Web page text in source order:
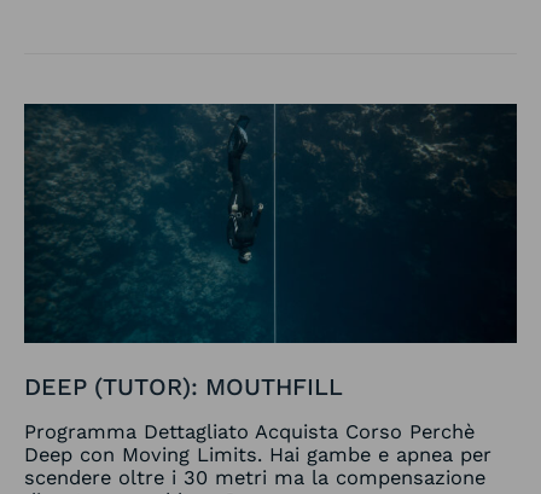
DEEP (TUTOR): MOUTHFILL
Programma Dettagliato Acquista Corso Perchè
Deep con Moving Limits. Hai gambe e apnea per
scendere oltre i 30 metri ma la compensazione
Deep
(Tutor):
Mouthfill